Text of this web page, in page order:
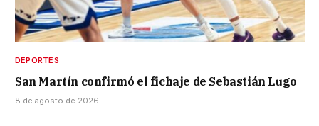
DEPORTES
San Martín confirmó el fichaje de Sebastián Lugo
8 de agosto de 2026